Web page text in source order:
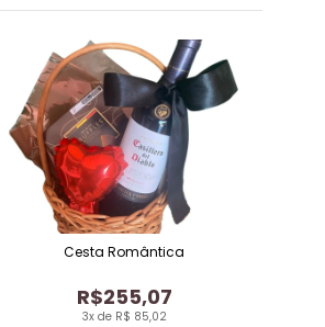
3x de R$ 85,02
R$255,07
Cesta Romântica